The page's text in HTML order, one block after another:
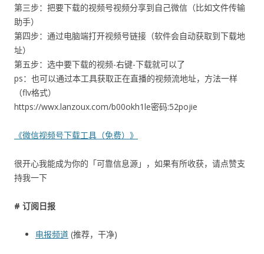
第三步：把要下载的视频号视频分享到自己微信（比如文件传输
助手）
第四步：通过电脑端打开视频号链接（软件会自动获取到下载地
址）
第五步：选中要下载的视频-右键-下载就可以了
ps：也可以通过本工具获取正在直播的视频流地址，方法一样
（flv格式）
https://wwx.lanzoux.com/b00okh1le密码:52pojie
《微信视频号下载工具（免费）》
很开心我能成为你的「可靠信息源」，如果有所收获，请点赞支
持我一下
# 订阅日报
电报频道 (推荐，干净)